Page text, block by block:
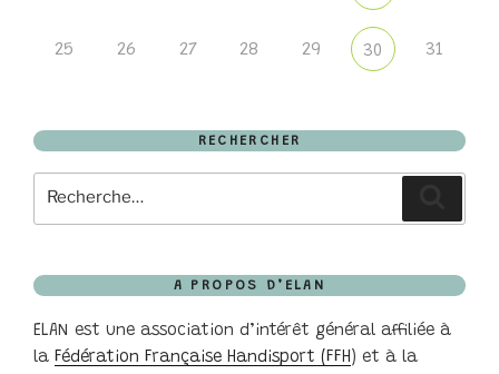
25 26 27 28 29 30 31
RECHERCHER
A PROPOS D’ELAN
ELAN est une association d’intérêt général affiliée à
la Fédération Française Handisport (FFH ) et à la